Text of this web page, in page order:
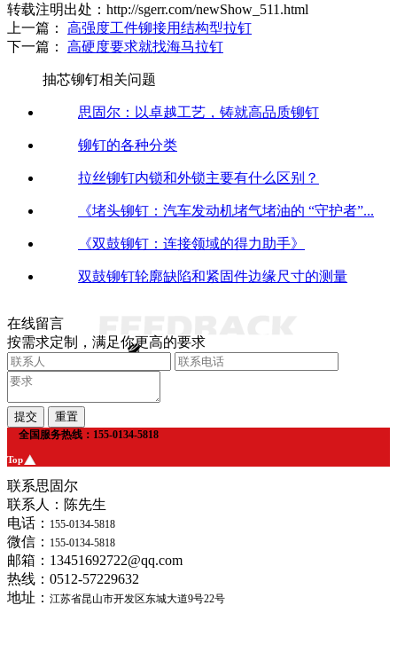
转载注明出处：http://sgerr.com/newShow_511.html
上一篇：
高强度工件铆接用结构型拉钉
下一篇：
高硬度要求就找海马拉钉
抽芯铆钉相关问题
思固尔：以卓越工艺，铸就高品质铆钉
铆钉的各种分类
拉丝铆钉内锁和外锁主要有什么区别？
《堵头铆钉：汽车发动机堵气堵油的 “守护者”...
《双鼓铆钉：连接领域的得力助手》
双鼓铆钉轮廓缺陷和紧固件边缘尺寸的测量
在线留言
按需求定制，满足你更高的要求
全国服务热线：155-0134-5818
Top
联系思固尔
联系人：陈先生
电话： 155-0134-5818
微信： 155-0134-5818
邮箱：13451692722@qq.com
热线：0512-57229632
地址： 江苏省昆山市开发区东城大道9号22号